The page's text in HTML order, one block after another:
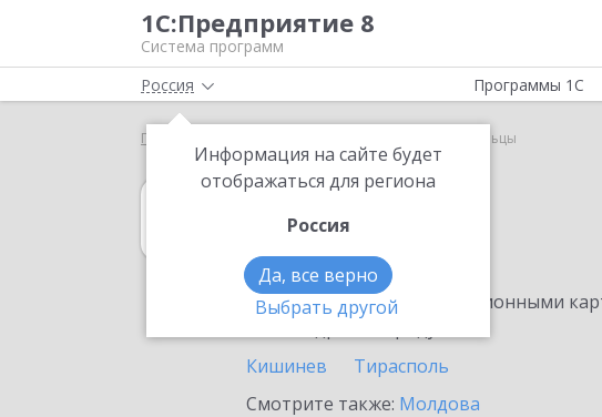
1С:Предприятие 8
Система программ
Россия
Информация на сайте будет
отображаться для региона
Россия
Да, все верно
Выбрать другой
Программы 1С
Главная Бельцы
1С:MDM КОРП
в Бельцах
Ознакомьтесь с информационными
Кишинев
Тирасполь
Смотрите также: Молдова